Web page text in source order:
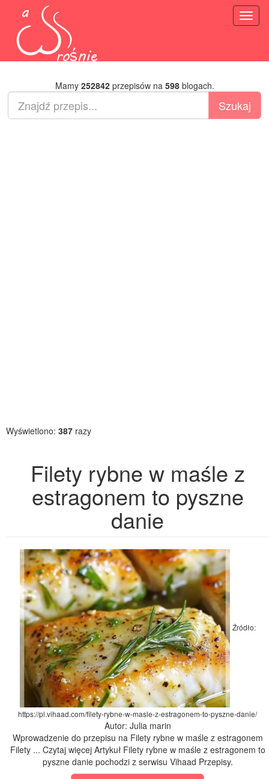
Mamy 252842przepisów na 598blogach.
Wyświetlono: 387 razy
Filety rybne w maśle z
estragonem to pyszne
danie
Źródło:
https://pl.vihaad.com/filety-rybne-w-masle-z-estragonem-to-pyszne-danie/
Autor: Julia marin
Wprowadzenie do przepisu na Filety rybne w maśle z estragonem
Filety ... Czytaj więcej Artykuł Filety rybne w maśle z estragonem to
pyszne danie pochodzi z serwisu Vihaad Przepisy.